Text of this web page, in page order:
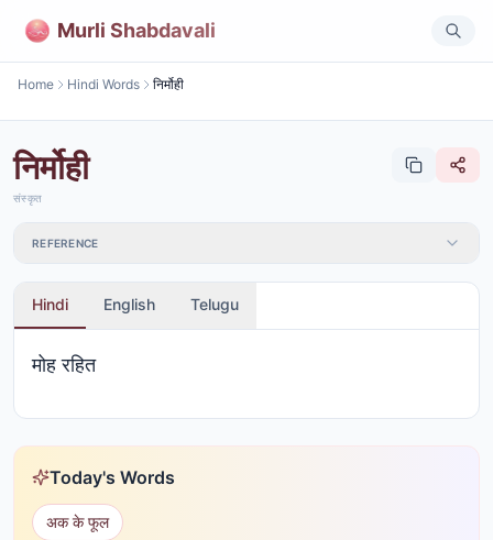
Murli Shabdavali
Home Hindi Words निर्मोही
निर्मोही
संस्कृत
REFERENCE
Hindi English Telugu
मोह रहित
Today's Words
अक के फूल